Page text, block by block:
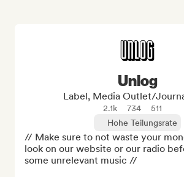
Unlog
Label, Media Outlet/
2.1k 734
511
Hohe Teilungsrate
// Make sure to not waste your
look on our website or our radio
some unrelevant music //